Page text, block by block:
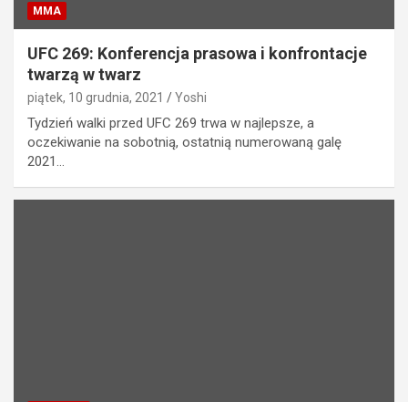
MMA
UFC 269: Konferencja prasowa i konfrontacje
twarzą w twarz
piątek, 10 grudnia, 2021 Yoshi
Tydzień walki przed UFC 269 trwa w najlepsze, a
oczekiwanie na sobotnią, ostatnią numerowaną galę
2021…